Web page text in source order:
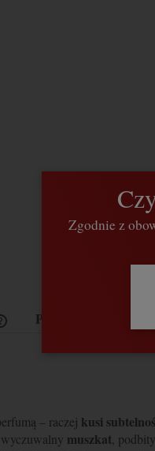
PRODUKTY
– raczej kusi
muszkat , podbity
Zgodnie z